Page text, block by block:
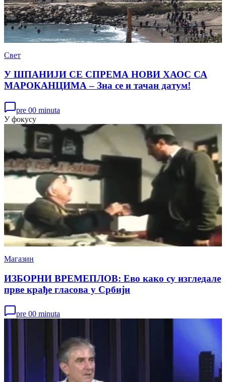
Свет
У ШПАНИЈИ СЕ СПРЕМА НОВИ ХАОС СА
МАРОКАНЦИМА – Зна се и тачан датум!
pre 00 minuta
У фокусу
Магазин
ИЗБОРНИ ВРЕМЕПЛОВ: Ево како су изгледале
прве крађе гласова у Србији
pre 00 minuta